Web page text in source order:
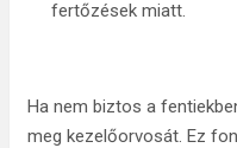
fertőzések miatt.
Ha nem biztos a
meg kezelőorvosát. Ez